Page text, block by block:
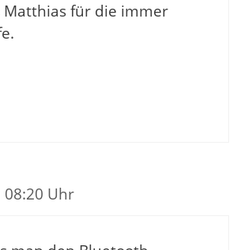
Matthias für die immer
08:20 Uhr